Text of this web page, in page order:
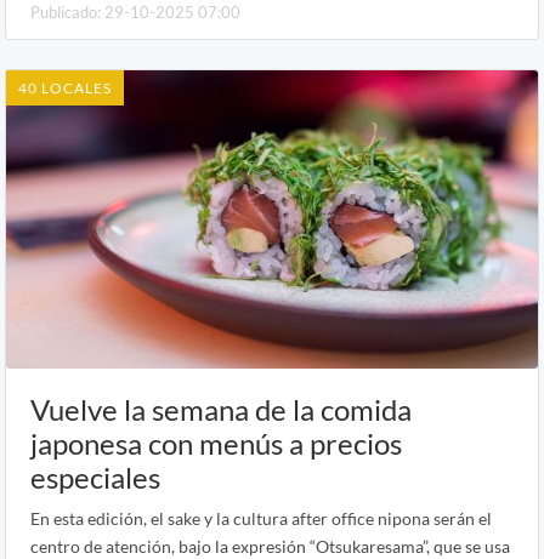
Publicado: 29-10-2025 07:00
40 LOCALES
Vuelve la semana de la comida
japonesa con menús a precios
especiales
En esta edición, el sake y la cultura after office nipona serán el
centro de atención, bajo la expresión “Otsukaresama”, que se usa